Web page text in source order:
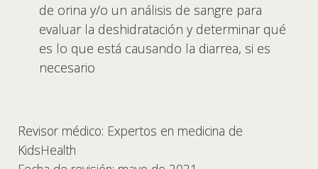
de orina y/o un análisis de sangre para
evaluar la deshidratación y determinar qué
es lo que está causando la diarrea, si es
necesario
Revisor médico: Expertos en medicina de
KidsHealth